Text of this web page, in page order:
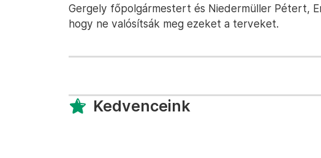
Gergely főpolgármestert és Niedermüller Pétert,
hogy ne valósítsák meg ezeket a terveket.
Kedvenceink